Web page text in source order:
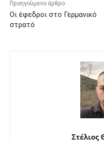
Προηγούμενο άρθρο
Οι έφεδροι στο Γερμανικό
στρατό
Στέλιος